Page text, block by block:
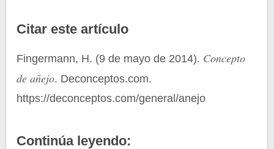
Citar este artículo
Fingermann, H. (9 de mayo de 2014). Concepto
de añejo. Deconceptos.com.
https://deconceptos.com/general/anejo
Continúa leyendo: